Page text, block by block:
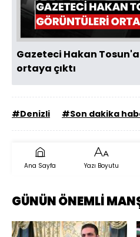
Gazeteci Hakan
ortaya çıktı
#Denizli #Son dakika
Ana Sayfa Yazı Boyutu
GÜNÜN ÖNEMLİ